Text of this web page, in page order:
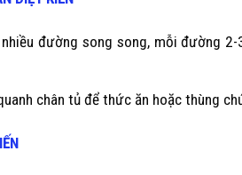
đường song song, mỗi đường
chân tủ để thức ăn hoặc thùng